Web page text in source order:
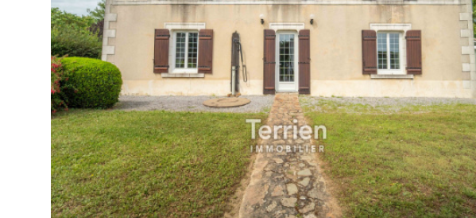
l'acquéreur. TERRIEN IMMOBILIER
VOIR LE BIEN